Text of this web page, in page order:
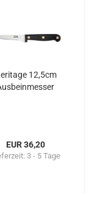
12,5cm
EUR 36,20
3 - 5 Tage